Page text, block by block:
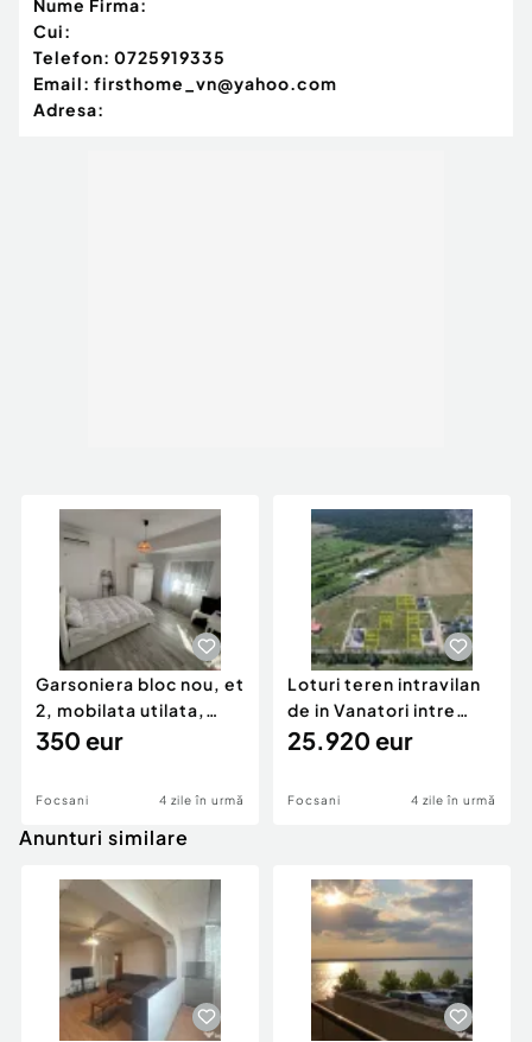
Nume Firma:
Cui:
Telefon: 0725919335
Email: firsthome_vn@yahoo.com
Adresa:
Garsoniera bloc nou, et
2, mobilata utilata,
Scoala 2
350 eur
Focsani 4 zile în urmă
Loturi teren intravilan
de in Vanatori intre
576mp - 612mp
25.920 eur
Focsani 4 zile în urmă
Anunturi similare